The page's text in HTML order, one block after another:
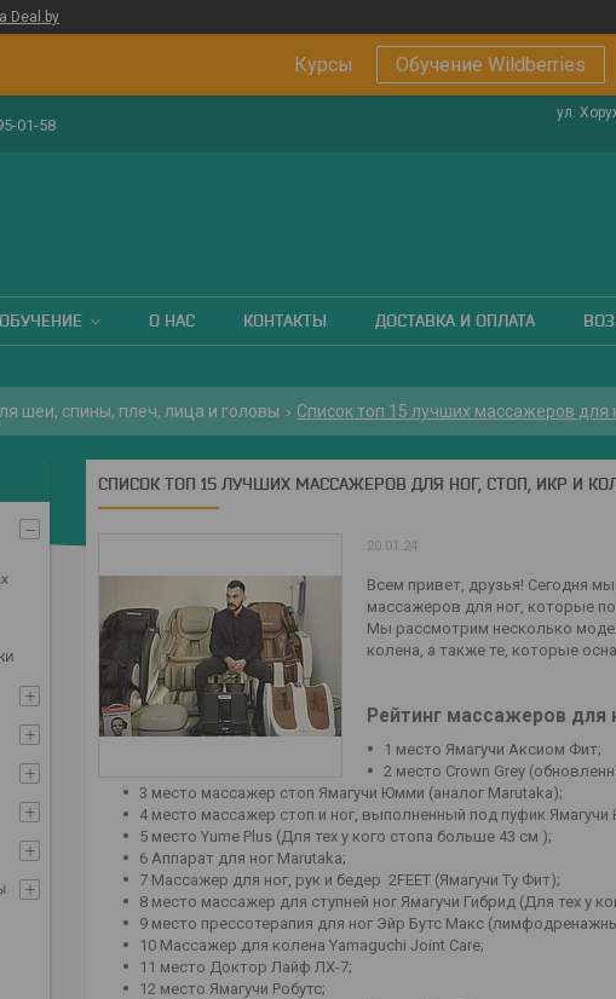
Deal.by
Курсы Обучение Wildberries
01-58
ул.
ОБУЧЕНИЕ О НАС КОНТАКТЫ ДОСТАВКА И ОПЛАТА
шеи, спины, плеч, лица и головы
СПИСОК ТОП 15 ЛУЧШИХ МАССАЖЕРОВ ДЛЯ НОГ, СТОП, ИКР И
20.01.24
Всем привет, друзья! Сегодня
массажеров для ног, которые
Мы рассмотрим несколько
колена, а также те, которые
Рейтинг массажеров для
1 место Ямагучи Аксиом Фит;
2 место Crown Grey
3 место массажер стоп Ямагучи Юмми (аналог Marutaka);
4 место массажер стоп и ног, выполненный под пуфик Ямагучи
5 место Yume Plus (Для тех у кого стопа больше 43 см );
6 Аппарат для ног Marutaka;
7 Массажер для ног, рук и бедер 2FEET (Ямагучи Ту Фит);
8 место массажер для ступней ног Ямагучи Гибрид (Для тех у
9 место прессотерапия для ног Эйр Бутс Макс
10 Массажер для колена Yamaguchi Joint Care;
11 место Доктор Лайф ЛХ-7;
12 место Ямагучи Робутс;